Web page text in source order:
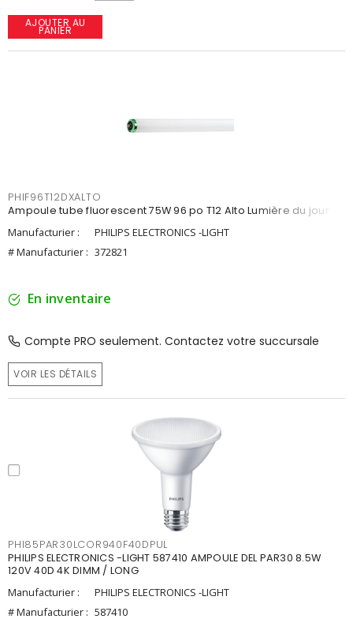
AJOUTER AU
PANIER
PHIF96T12DXALTO
Ampoule tube fluorescent 75W 96 po T12 Alto Lumière du jour
Manufacturier :
PHILIPS ELECTRONICS -LIGHT
# Manufacturier : 372821
En inventaire
Compte PRO seulement. Contactez votre succursale
VOIR LES DÉTAILS
PHI85PAR30LCOR940F40DPUL
PHILIPS ELECTRONICS -LIGHT 587410 AMPOULE DEL PAR30 8.5W
120V 40D 4K DIMM / LONG
Manufacturier :
PHILIPS ELECTRONICS -LIGHT
# Manufacturier : 587410